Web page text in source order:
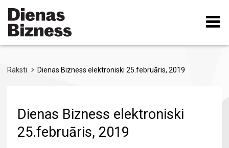
Pārlekt
uz
galveno
saturu
Raksti Dienas Bizness elektroniski 25.februāris, 2019
Dienas Bizness elektroniski
25.februāris, 2019